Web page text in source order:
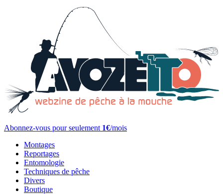
Abonnez-vous pour seulement 1€/mois
Montages
Reportages
Entomologie
Techniques de pêche
Divers
Boutique